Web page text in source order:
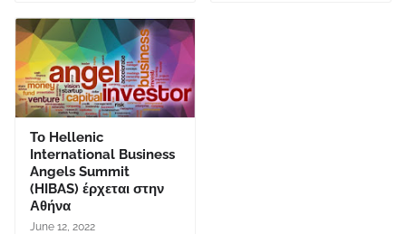
Το Hellenic
International Business
Angels Summit
(HIBAS) έρχεται στην
Αθήνα
June 12, 2022